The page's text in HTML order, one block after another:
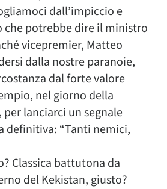
dall’impiccio e
potrebbe dire il ministro
vicepremier, Matteo
dalla nostre paranoie,
dal forte valore
nel giorno della
per lanciarci un segnale
definitiva: “Tanti nemici,
Classica battutona da
del Kekistan, giusto?